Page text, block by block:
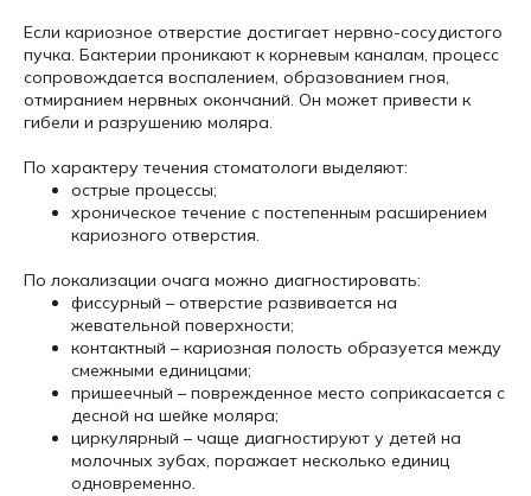
Если кариозное отверстие достигает нервно-сосудистого
пучка. Бактерии проникают к корневым каналам, процесс
сопровождается воспалением, образованием гноя,
отмиранием нервных окончаний. Он может привести к
гибели и разрушению моляра.
По характеру течения стоматологи выделяют:
острые процессы;
хроническое течение с постепенным расширением
кариозного отверстия.
По локализации очага можно диагностировать:
фиссурный – отверстие развивается на
жевательной поверхности;
контактный – кариозная полость образуется между
смежными единицами;
пришеечный – поврежденное место соприкасается с
десной на шейке моляра;
циркулярный – чаще диагностируют у детей на
молочных зубах, поражает несколько единиц
одновременно.